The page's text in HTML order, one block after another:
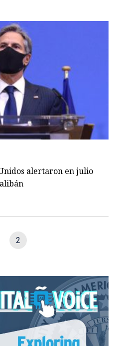
alertaron en julio
2